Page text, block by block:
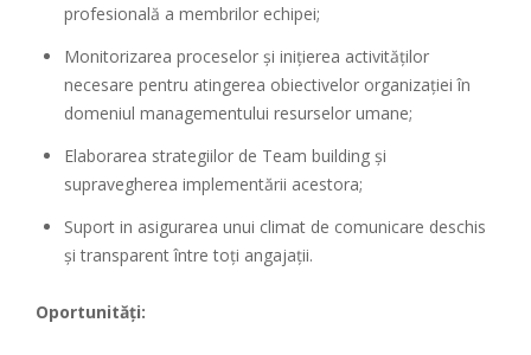
profesională a membrilor echipei;
Monitorizarea proceselor și inițierea activităților
necesare pentru atingerea obiectivelor organizației în
domeniul managementului resurselor umane;
Elaborarea strategiilor de Team building și
supravegherea implementării acestora;
Suport in asigurarea unui climat de comunicare deschis
și transparent între toți angajații.
Oportunități: